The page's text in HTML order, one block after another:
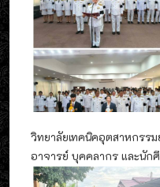
วิทยาลัยเทคนิคอุตสาหกรร
อาจารย์ บุคคลากร และนัก